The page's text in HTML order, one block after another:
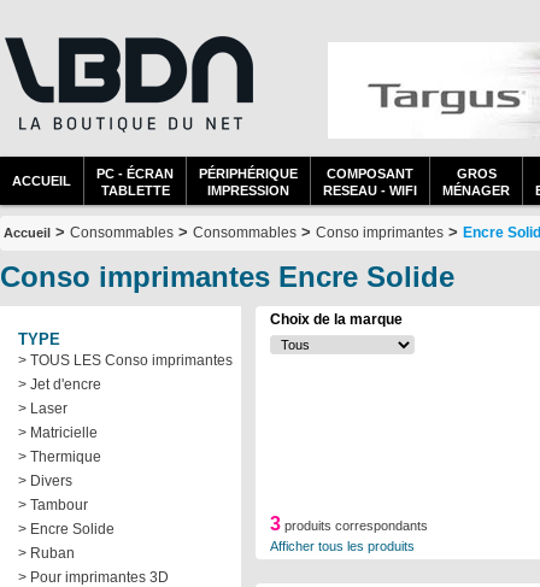
ACCUEIL
PC - ÉCRAN
TABLETTE
PÉRIPHÉRIQUE
IMPRESSION
COMPOSANT
RESEAU - WIFI
GROS
MÉNAGER
Accueil > Consommables > Consommables > Conso imprimantes > Encre
Conso imprimantes Encre Solide
TYPE
> TOUS LES Conso imprimantes
> Jet d'encre
> Laser
> Matricielle
> Thermique
> Divers
> Tambour
> Encre Solide
> Ruban
> Pour imprimantes 3D
Choix de la marque
3 produits correspondants
Afficher tous les produits